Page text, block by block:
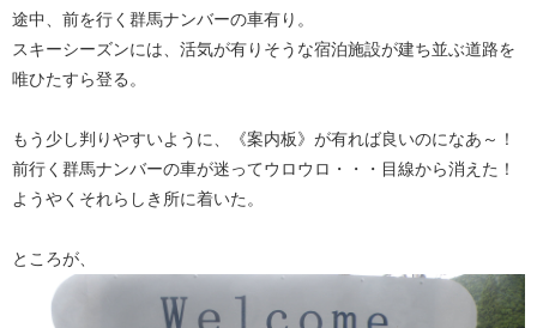
途中、前を行く群馬ナンバーの車有り。
スキーシーズンには、活気が有りそうな宿泊施設が建ち並ぶ道路を
唯ひたすら登る。
もう少し判りやすいように、《案内板》が有れば良いのになあ～！
前行く群馬ナンバーの車が迷ってウロウロ・・・目線から消えた！
ようやくそれらしき所に着いた。
ところが、